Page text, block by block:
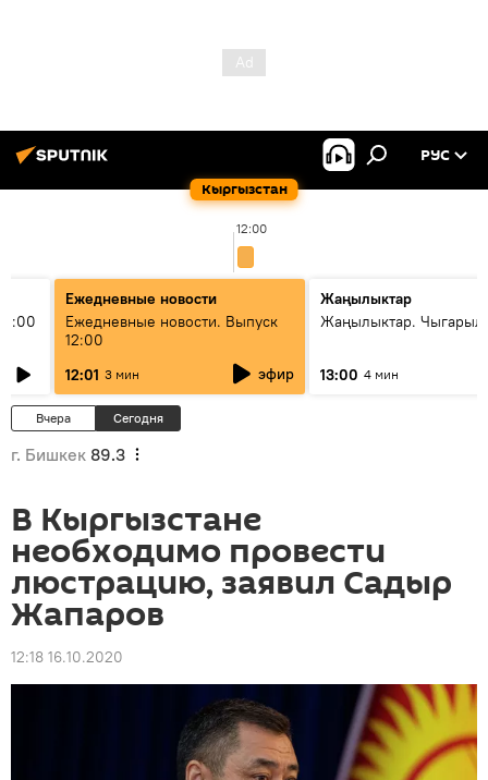
Кыргызстан
РУС
12:00
Ежедневные новости
Ежедневные новости. Выпуск
12:00
12:01 3 мин эфир
Жаңылыктар
Жаңылыктар.
13:00 4 мин
Вчера Сегодня
г. Бишкек 89.3
В Кыргызстане
необходимо провести
люстрацию, заявил Садыр
Жапаров
12:18 16.10.2020